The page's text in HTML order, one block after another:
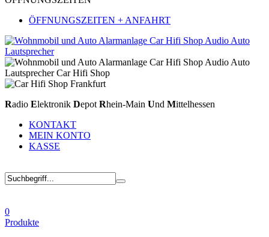
ÖFFNUNGSZEITEN + ANFAHRT
Radio Elektronik Depot Rhein-Main Und Mittelhessen
KONTAKT
MEIN KONTO
KASSE
0
Produkte